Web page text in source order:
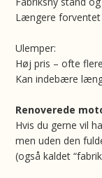
Længere forventet
Ulemper:
Høj pris – ofte
Kan indebære
Renoverede
Hvis du gerne vil
men uden den
(også kaldet